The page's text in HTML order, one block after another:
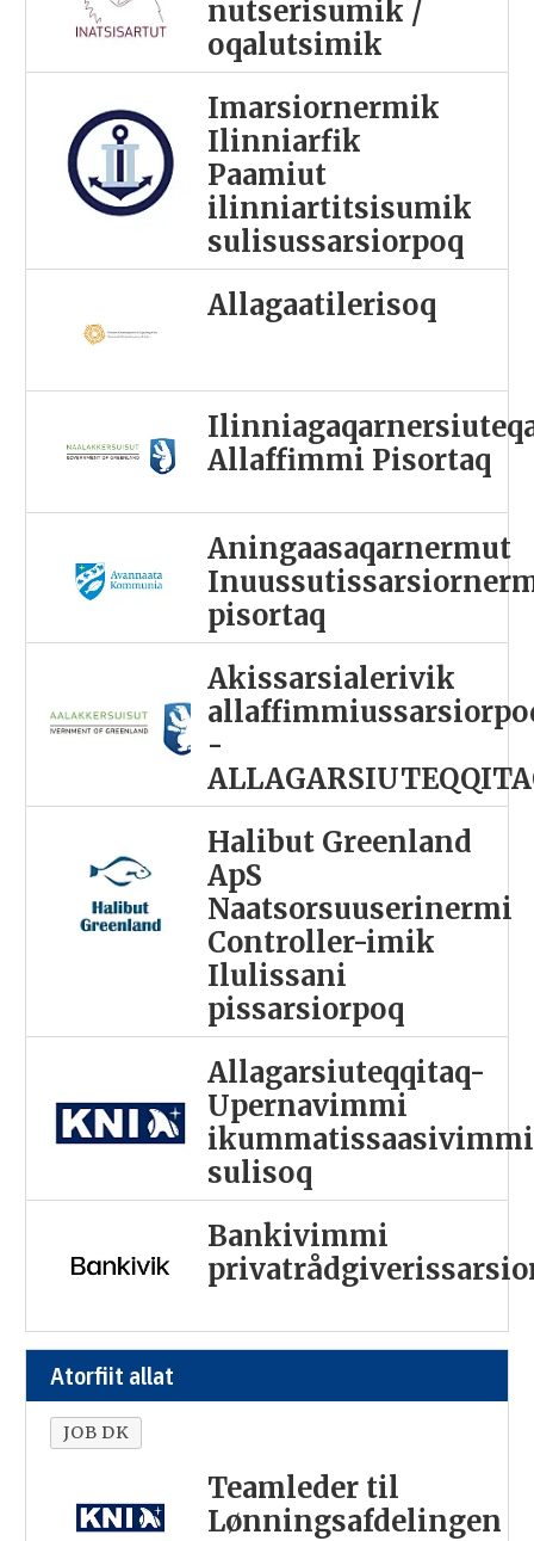
nutserisumik /
oqalutsimik
Imarsiornermik
Ilinniarfik
Paamiut
ilinniartitsisumik
sulisussarsiorpoq
Allagaatilerisoq
Allaffimmi Pisortaq
Aningaasaqarnermut
pisortaq
Akissarsialerivik
-
Halibut Greenland
ApS
Naatsorsuuserinermi
Controller-imik
Ilulissani
pissarsiorpoq
Allagarsiuteqqitaq-
Upernavimmi
ikummatissaasivimmi
sulisoq
Bankivimmi
Atorfiit allat
JOB DK
Teamleder til
Lønningsafdelingen